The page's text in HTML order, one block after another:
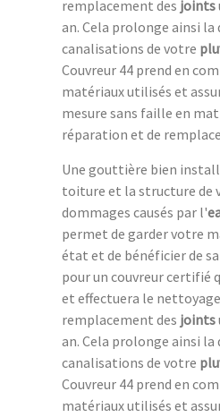
remplacement des joints
an. Cela prolonge ainsi la
canalisations de votre
Couvreur 44 prend en
matériaux utilisés et
mesure sans faille en
réparation et de
Une gouttière bien
toiture et la structure de
dommages causés par l'
permet de garder votre
état et de bénéficier de sa
pour un couvreur certifié
et effectuera le
remplacement des joints
an. Cela prolonge ainsi la
canalisations de votre
Couvreur 44 prend en
matériaux utilisés et